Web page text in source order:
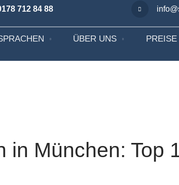
712 84 88
ÜBER UNS PREISE
in München: Top